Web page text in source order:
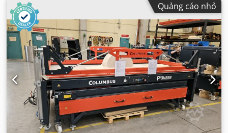
Quảng cáo nhỏ